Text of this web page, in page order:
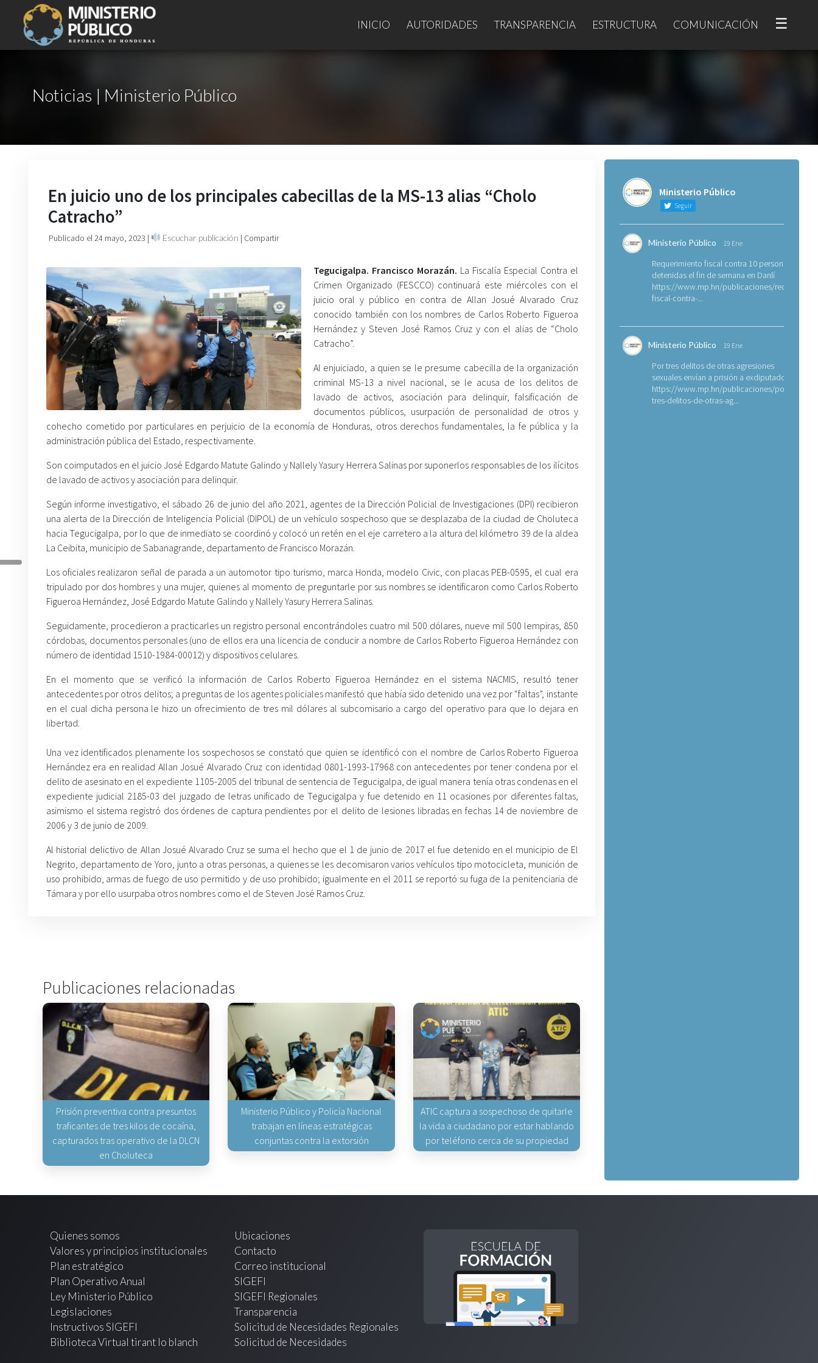
INICIO AUTORIDADES TRANSPARENCIA ESTRUCTURA COMUNICACIÓN ☰
Noticias | Ministerio Público
En juicio uno de los principales cabecillas de la MS-13 alias “Cholo
Catracho”
Publicado el 24 mayo, 2023 | Escuchar publicación | Compartir
Tegucigalpa. Francisco Morazán. La Fiscalía Especial Contra el
Crimen Organizado (FESCCO) continuará este miércoles con el
juicio oral y público en contra de Allan Josué Alvarado Cruz
conocido también con los nombres de Carlos Roberto Figueroa
Hernández y Steven José Ramos Cruz y con el alias de “Cholo
Catracho”.
Al enjuiciado, a quien se le presume cabecilla de la organización
criminal MS-13 a nivel nacional, se le acusa de los delitos de
lavado de activos, asociación para delinquir, falsificación de
documentos públicos, usurpación de personalidad de otros y
cohecho cometido por particulares en perjuicio de la economía de Honduras, otros derechos fundamentales, la fe pública y la
administración pública del Estado, respectivamente.
Son coimputados en el juicio José Edgardo Matute Galindo y Nallely Yasury Herrera Salinas por suponerlos responsables de los ilícitos
de lavado de activos y asociación para delinquir.
Según informe investigativo, el sábado 26 de junio del año 2021, agentes de la Dirección Policial de Investigaciones (DPI) recibieron
una alerta de la Dirección de Inteligencia Policial (DIPOL) de un vehículo sospechoso que se desplazaba de la ciudad de Choluteca
hacia Tegucigalpa, por lo que de inmediato se coordinó y colocó un retén en el eje carretero a la altura del kilómetro 39 de la aldea
La Ceibita, municipio de Sabanagrande, departamento de Francisco Morazán.
Los oficiales realizaron señal de parada a un automotor tipo turismo, marca Honda, modelo Civic, con placas PEB-0595, el cual era
tripulado por dos hombres y una mujer, quienes al momento de preguntarle por sus nombres se identificaron como Carlos Roberto
Figueroa Hernández, José Edgardo Matute Galindo y Nallely Yasury Herrera Salinas.
Seguidamente, procedieron a practicarles un registro personal encontrándoles cuatro mil 500 dólares, nueve mil 500 lempiras, 850
córdobas, documentos personales (uno de ellos era una licencia de conducir a nombre de Carlos Roberto Figueroa Hernández con
número de identidad 1510-1984-00012) y dispositivos celulares.
En el momento que se verificó la información de Carlos Roberto Figueroa Hernández en el sistema NACMIS, resultó tener
antecedentes por otros delitos; a preguntas de los agentes policiales manifestó que había sido detenido una vez por “faltas”, instante
en el cual dicha persona le hizo un ofrecimiento de tres mil dólares al subcomisario a cargo del operativo para que lo dejara en
libertad.
Una vez identificados plenamente los sospechosos se constató que quien se identificó con el nombre de Carlos Roberto Figueroa
Hernández era en realidad Allan Josué Alvarado Cruz con identidad 0801-1993-17968 con antecedentes por tener condena por el
delito de asesinato en el expediente 1105-2005 del tribunal de sentencia de Tegucigalpa, de igual manera tenía otras condenas en el
expediente judicial 2185-03 del juzgado de letras unificado de Tegucigalpa y fue detenido en 11 ocasiones por diferentes faltas,
asimismo el sistema registró dos órdenes de captura pendientes por el delito de lesiones libradas en fechas 14 de noviembre de
2006 y 3 de junio de 2009.
Al historial delictivo de Allan Josué Alvarado Cruz se suma el hecho que el 1 de junio de 2017 el fue detenido en el municipio de El
Negrito, departamento de Yoro, junto a otras personas, a quienes se les decomisaron varios vehículos tipo motocicleta, munición de
uso prohibido, armas de fuego de uso permitido y de uso prohibido; igualmente en el 2011 se reportó su fuga de la penitenciaria de
Támara y por ello usurpaba otros nombres como el de Steven José Ramos Cruz.
Publicaciones relacionadas
Prisión preventiva contra presuntos
traficantes de tres kilos de cocaína,
capturados tras operativo de la DLCN
en Choluteca
Ministerio Público y Policía Nacional
trabajan en líneas estratégicas
conjuntas contra la extorsión
ATIC captura a sospechoso de quitarle
la vida a ciudadano por estar hablando
por teléfono cerca de su propiedad
Ministerio Público
Seguir
Ministerio Público 19 Ene
Requerimiento fiscal contra 10 personas
detenidas el fin de semana en Danlí
https://www.mp.hn/publicaciones/
fiscal-contra-...
Ministerio Público 19 Ene
Por tres delitos de otras agresiones
sexuales envían a prisión a exdiputado
https://www.mp.hn/publicaciones/por-
tres-delitos-de-otras-ag...
Quienes somos
Valores y principios institucionales
Plan estratégico
Plan Operativo Anual
Ley Ministerio Público
Legislaciones
Instructivos SIGEFI
Biblioteca Virtual tirant lo blanch
Ubicaciones
Contacto
Correo institucional
SIGEFI
SIGEFI Regionales
Transparencia
Solicitud de Necesidades Regionales
Solicitud de Necesidades